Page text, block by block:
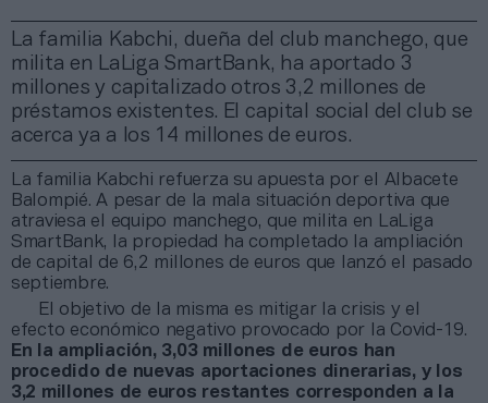
La familia Kabchi, dueña del club manchego, que
milita en LaLiga SmartBank, ha aportado 3
millones y capitalizado otros 3,2 millones de
préstamos existentes. El capital social del club se
acerca ya a los 14 millones de euros.
La familia Kabchi refuerza su apuesta por el Albacete
Balompié. A pesar de la mala situación deportiva que
atraviesa el equipo manchego, que milita en LaLiga
SmartBank, la propiedad ha completado la ampliación
de capital de 6,2 millones de euros que lanzó el pasado
septiembre.
El objetivo de la misma es mitigar la crisis y el
efecto económico negativo provocado por la Covid-19.
En la ampliación, 3,03 millones de euros han
procedido de nuevas aportaciones dinerarias, y los
3,2 millones de euros restantes corresponden a la